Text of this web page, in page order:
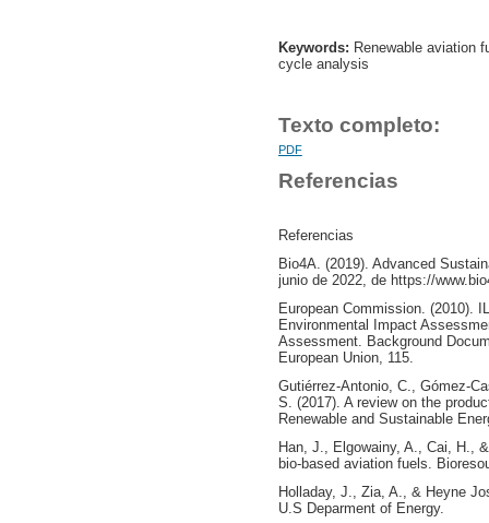
Keywords: Renewable aviation
cycle analysis
Texto completo:
PDF
Referencias
Referencias
Bio4A. (2019). Advanced
junio de 2022, de https://
European Commission. (2010).
Environmental Impact
Assessment. Background
European Union, 115.
Gutiérrez-Antonio, C., Gómez-
S. (2017). A review on the
Renewable and Sustainable
Han, J., Elgowainy, A., Cai, H.,
bio-based aviation fuels.
Holladay, J., Zia, A., & Heyne
U.S Deparment of Energy.